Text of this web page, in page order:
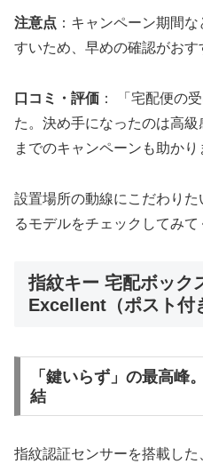
注意点 ：キャンペーン期間
すいため、早めの確認がおす
口コミ・評価 ： 「宅配便の
た。決め手になったのは高
までのキャンペーンも助かり
設置場所の動線にこだわり
るモデルをチェックしてみて
指紋キー 宅配ボック
Excellent（ポスト付
「鍵いらず」の最高峰
結
指紋認証センサーを搭載し